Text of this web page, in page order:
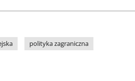
polityka zagraniczna